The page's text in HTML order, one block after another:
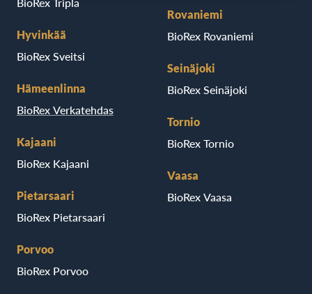
Hyvinkää
BioRex Sveitsi
Hämeenlinna
BioRex Verkatehdas
Kajaani
BioRex Kajaani
Pietarsaari
BioRex Pietarsaari
Porvoo
BioRex Porvoo
Rovaniemi
BioRex Rovaniemi
Seinäjoki
BioRex Seinäjoki
Tornio
BioRex Tornio
Vaasa
BioRex Vaasa